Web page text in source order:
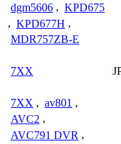
dgm5606 , KPD675
, KPD677H ,
MDR757ZB-E
7XX
7XX , av801 ,
AVC2 ,
AVC791 DVR ,